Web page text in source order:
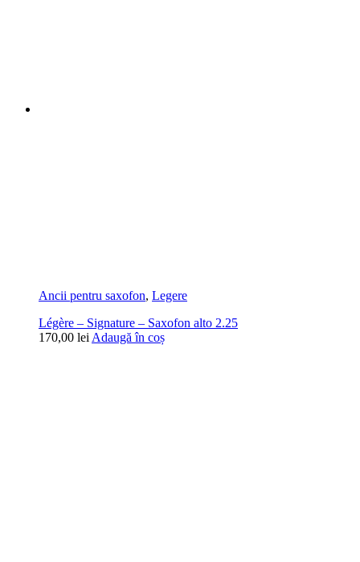
Ancii pentru saxofon, Legere
Légère – Signature – Saxofon alto 2.25
170,00 lei Adaugă în coș